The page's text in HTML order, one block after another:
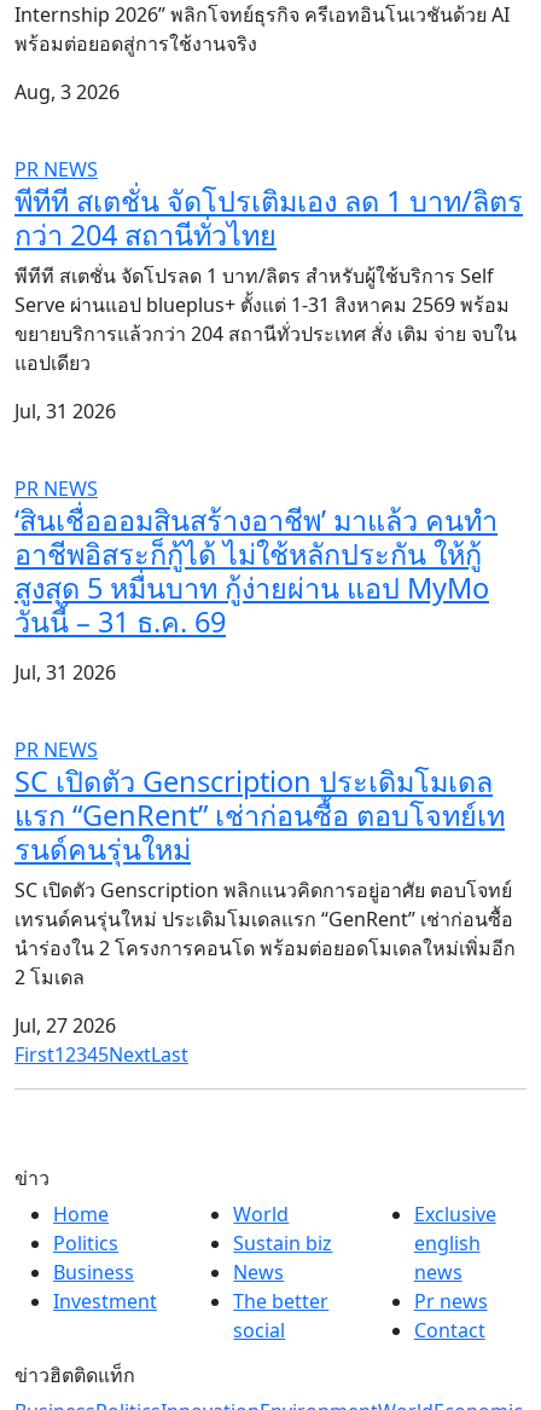
Internship 2026” พลิกโจทย์ธุรกิจ ครีเอทอินโนเวชันด้วย AI
พร้อมต่อยอดสู่การใช้งานจริง
Aug, 3 2026
PR NEWS
พีทีที สเตชั่น จัดโปรเติมเอง ลด 1 บาท/ลิตร
กว่า 204 สถานีทั่วไทย
พีทีที สเตชั่น จัดโปรลด 1 บาท/ลิตร สำหรับผู้ใช้บริการ Self
Serve ผ่านแอป blueplus+ ตั้งแต่ 1-31 สิงหาคม 2569 พร้อม
ขยายบริการแล้วกว่า 204 สถานีทั่วประเทศ สั่ง เติม จ่าย จบใน
แอปเดียว
Jul, 31 2026
PR NEWS
‘สินเชื่อออมสินสร้างอาชีพ’ มาแล้ว คนทำ
อาชีพอิสระก็กู้ได้ ไม่ใช้หลักประกัน ให้กู้
สูงสุด 5 หมื่นบาท กู้ง่ายผ่าน แอป MyMo
วันนี้ – 31 ธ.ค. 69
Jul, 31 2026
PR NEWS
SC เปิดตัว Genscription ประเดิมโมเดล
แรก “GenRent” เช่าก่อนซื้อ ตอบโจทย์เท
รนด์คนรุ่นใหม่
SC เปิดตัว Genscription พลิกแนวคิดการอยู่อาศัย ตอบโจทย์
เทรนด์คนรุ่นใหม่ ประเดิมโมเดลแรก “GenRent” เช่าก่อนซื้อ
นำร่องใน 2 โครงการคอนโด พร้อมต่อยอดโมเดลใหม่เพิ่มอีก
2 โมเดล
Jul, 27 2026
First12345NextLast
ข่าว
Home
Politics
Business
Investment
World
Sustain biz
News
The better
social
Exclusive
english
news
Pr news
Contact
ข่าวฮิตติดแท็ก